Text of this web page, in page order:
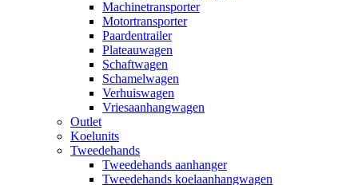
Machinetransporter
Motortransporter
Paardentrailer
Plateauwagen
Schaftwagen
Schamelwagen
Verhuiswagen
Vriesaanhangwagen
Outlet
Koelunits
Tweedehands
Tweedehands aanhanger
Tweedehands koelaanhangwagen